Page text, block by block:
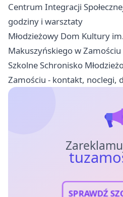
Centrum Integracji
godziny i warsztaty
Młodzieżowy Dom Kultury
Makuszyńskiego w
Szkolne Schronisko
Zamościu - kontakt, noclegi,
SPRAWDŹ